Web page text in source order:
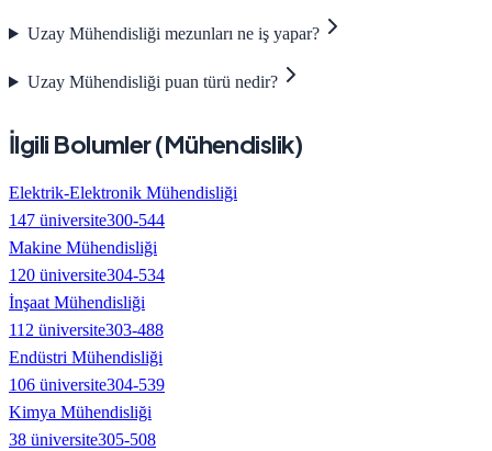
Uzay Mühendisliği mezunları ne iş yapar?
Uzay Mühendisliği puan türü nedir?
İlgili Bolumler (Mühendislik)
Elektrik-Elektronik Mühendisliği
147 üniversite300-544
Makine Mühendisliği
120 üniversite304-534
İnşaat Mühendisliği
112 üniversite303-488
Endüstri Mühendisliği
106 üniversite304-539
Kimya Mühendisliği
38 üniversite305-508